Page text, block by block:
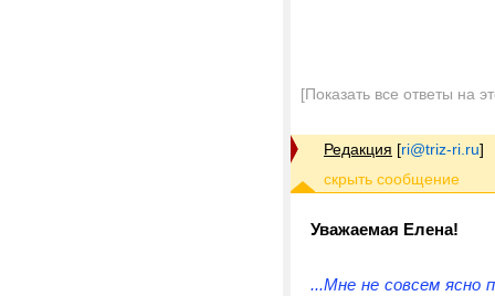
[Показать все ответы на
Редакция [ri@triz-ri.ru]
Уважаемая Елена!
...Мне не совсем ясно